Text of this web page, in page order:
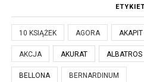
10 KSIĄŻEK AGORA AKAPIT
AKCJA AKURAT ALBATROS
BELLONA BERNARDINUM